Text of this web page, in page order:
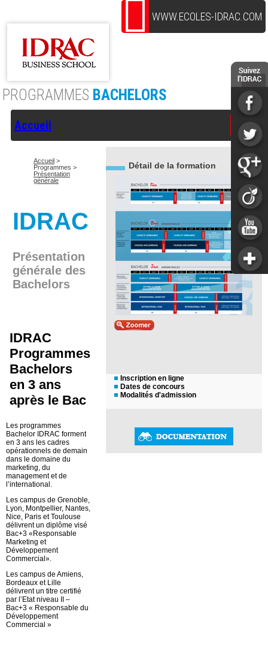
WWW.ECOLES-IDRAC.COM
PROGRAMMES BACHELORS
Accueil
Accueil >
Programmes >
Présentation
générale
IDRAC
Présentation
générale des
Bachelors
IDRAC
Programmes
Bachelors
en 3 ans
après le Bac
Les programmes
Bachelor IDRAC forment
en 3 ans les cadres
opérationnels de demain
dans le domaine du
marketing, du
management et de
l’international.
Les campus de Grenoble,
Lyon, Montpellier, Nantes,
Nice, Paris et Toulouse
délivrent un diplôme visé
Bac+3 «Responsable
Marketing et
Développement
Commercial».
Les campus de Amiens,
Bordeaux et Lille
délivrent un titre certifié
par l’Etat niveau II –
Bac+3 « Responsable du
Développement
Commercial »
Détail de la formation
Inscription en ligne
Dates de concours
Modalités d'admission